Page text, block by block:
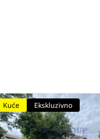
Kuće Ekskluzivno